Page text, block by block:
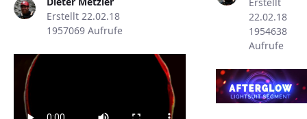
Erstellt 22.02.18
1957069 Aufrufe
22.02.18
1954638
Aufrufe